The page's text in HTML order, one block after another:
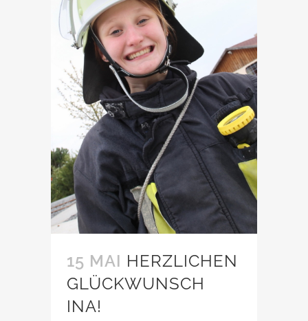
15 MAI HERZLICHEN
GLÜCKWUNSCH
INA!